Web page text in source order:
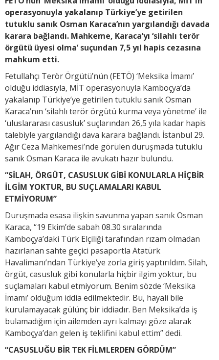
operasyonuyla yakalanıp Türkiye’ye getirilen
tutuklu sanık Osman Karaca’nın yargılandığı davada
karara bağlandı. Mahkeme, Karaca’yı ‘silahlı terör
örgütü üyesi olma’ suçundan 7,5 yıl hapis cezasına
mahkum etti.
Fetullahçı Terör Örgütü’nün (FETÖ) ‘Meksika İmamı’
olduğu iddiasıyla, MİT operasyonuyla Kamboçya’da
yakalanıp Türkiye’ye getirilen tutuklu sanık Osman
Karaca’nın ‘silahlı terör örgütü kurma veya yönetme’ ile
‘uluslararası casusluk’ suçlarından 26,5 yıla kadar hapis
talebiyle yargılandığı dava karara bağlandı. İstanbul 29.
Ağır Ceza Mahkemesi’nde görülen duruşmada tutuklu
sanık Osman Karaca ile avukatı hazır bulundu.
“SİLAH, ÖRGÜT, CASUSLUK GİBİ KONULARLA HİÇBİR
İLGİM YOKTUR, BU SUÇLAMALARI KABUL
ETMİYORUM”
Duruşmada esasa ilişkin savunma yapan sanık Osman
Karaca, “19 Ekim’de sabah 08.30 sıralarında
Kamboçya’daki Türk Elçiliği tarafından rızam olmadan
hazırlanan sahte geçici pasaportla Atatürk
Havalimanı’ndan Türkiye’ye zorla giriş yaptırıldım. Silah,
örgüt, casusluk gibi konularla hiçbir ilgim yoktur, bu
suçlamaları kabul etmiyorum. Benim sözde ‘Meksika
İmamı’ olduğum iddia edilmektedir. Bu, hayali bile
kurulamayacak gülünç bir iddiadır. Ben Meksika’da iş
bulamadığım için ailemden ayrı kalmayı göze alarak
Kamboçya’dan gelen iş teklifini kabul ettim” dedi.
“CASUSLUĞU BİR TEK FİLMLERDEN GÖRDÜM”